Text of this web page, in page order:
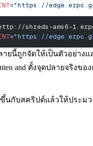
="https://
shreds-ams6-
="https://
ยนี้ถูกจัดให้เป็นตัวอย่างแ
and ตั้งจุดปลายจริงข
นกับสคริปต์แล้วให้ประมว